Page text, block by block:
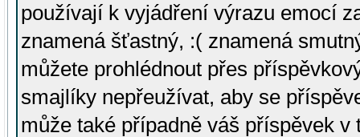
používají k vyjádření výrazu emocí
znamená šťastný, :( znamená
můžete prohlédnout přes
smajlíky nepřeužívat, aby se
může také případně váš příspěvek v